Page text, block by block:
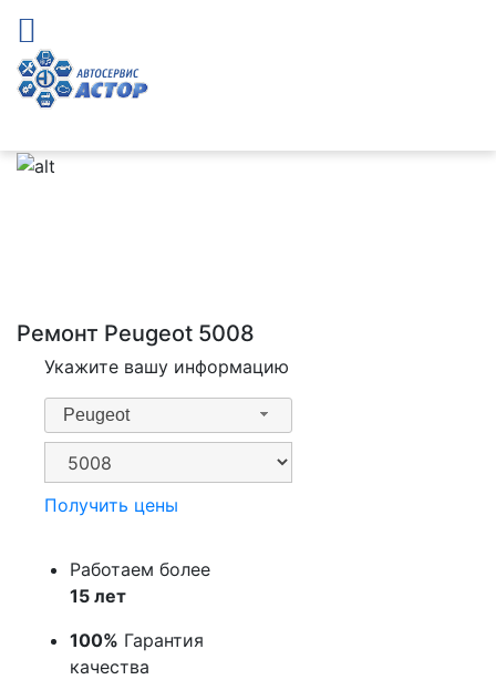
Ремонт Peugeot 5008
Укажите вашу информацию
Peugeot
Получить цены
Работаем более
15 лет
100% Гарантия
качества